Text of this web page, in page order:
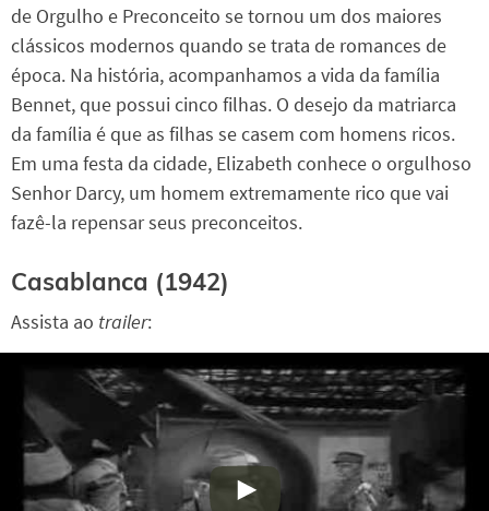
de Orgulho e Preconceito se tornou um dos maiores
clássicos modernos quando se trata de romances de
época. Na história, acompanhamos a vida da família
Bennet, que possui cinco filhas. O desejo da matriarca
da família é que as filhas se casem com homens ricos.
Em uma festa da cidade, Elizabeth conhece o orgulhoso
Senhor Darcy, um homem extremamente rico que vai
fazê-la repensar seus preconceitos.
Casablanca (1942)
Assista ao trailer: